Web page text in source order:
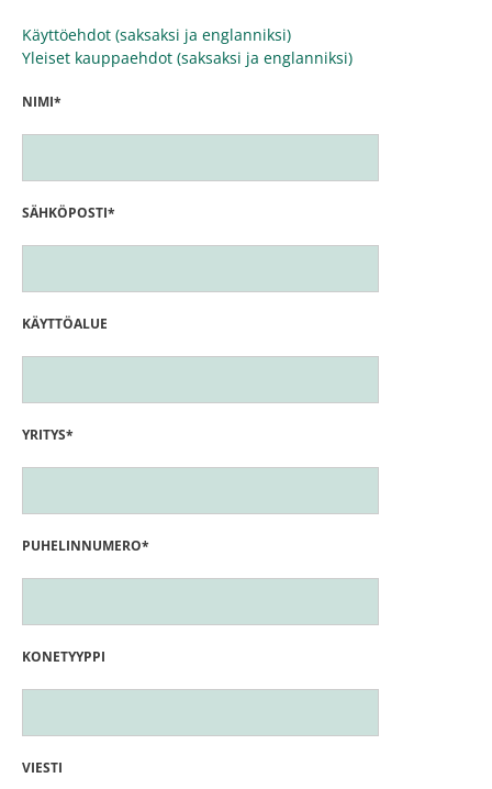
Käyttöehdot (saksaksi ja englanniksi)
Yleiset kauppaehdot (saksaksi ja englanniksi)
NIMI*
SÄHKÖPOSTI*
KÄYTTÖALUE
YRITYS*
PUHELINNUMERO*
KONETYYPPI
VIESTI